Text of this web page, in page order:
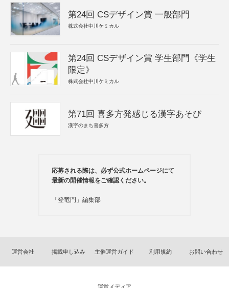
第24回 CSデザイン賞 一般部門
株式会社中川ケミカル
第24回 CSデザイン賞 学生部門《学生
限定》
株式会社中川ケミカル
第71回 喜多方発感じる漢字あそび
漢字のまち喜多方
応募される際は、必ず公式ホームページにて
最新の開催情報をご確認ください。
「登竜門」編集部
運営会社 掲載申し込み 主催運営ガイド 利用規約 お問い合わせ
運営メディア